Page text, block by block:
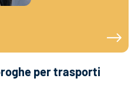
per trasporti